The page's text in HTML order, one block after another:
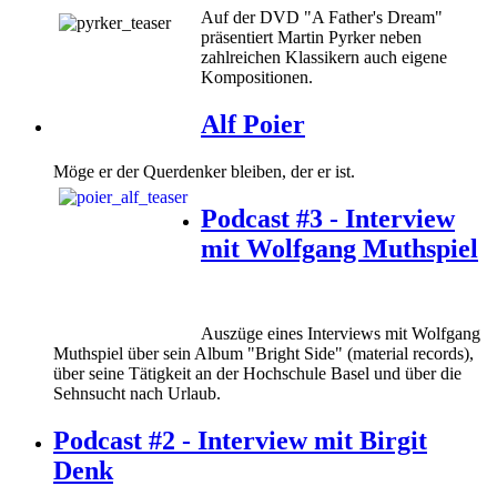
Auf der DVD "A Father's Dream"
präsentiert Martin Pyrker neben
zahlreichen Klassikern auch eigene
Kompositionen.
Alf Poier
Möge er der Querdenker bleiben, der er ist.
Podcast #3 - Interview
mit Wolfgang Muthspiel
Auszüge eines Interviews mit Wolfgang
Muthspiel über sein Album "Bright Side" (material records),
über seine Tätigkeit an der Hochschule Basel und über die
Sehnsucht nach Urlaub.
Podcast #2 - Interview mit Birgit
Denk